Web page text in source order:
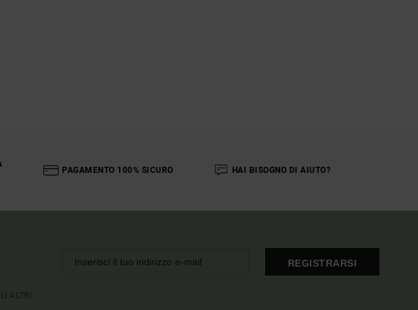
PAGAMENTO 100% SICURO HAI BISOGNO DI AIUTO?
ALTRI.
REGISTRARSI